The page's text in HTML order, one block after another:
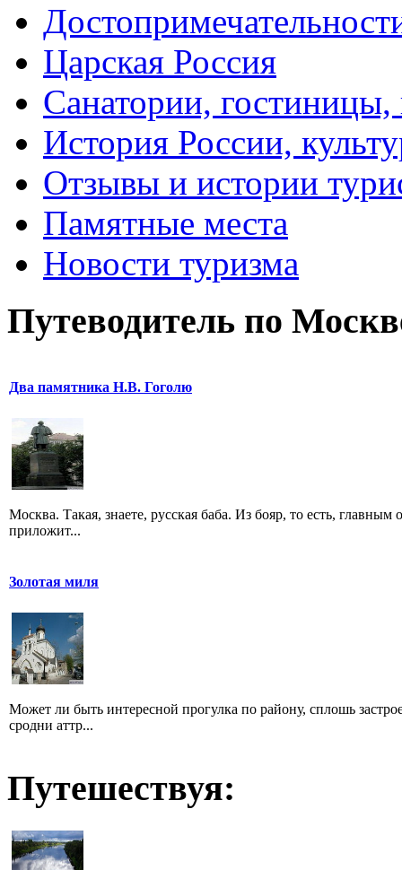
Царская Россия
Санатории, гостиницы,
История России,
Отзывы и истории
Памятные места
Новости туризма
Путеводитель по
Два памятника Н.В. Гоголю
Москва. Такая, знаете, русская баба. Из бояр, то есть,
приложит...
Золотая миля
Может ли быть интересной прогулка по району, сплошь
сродни аттр...
Путешествуя: